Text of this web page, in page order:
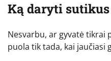
Ką daryti
Nesvarbu, ar gyvatė tikrai
puola tik tada, kai jaučiasi